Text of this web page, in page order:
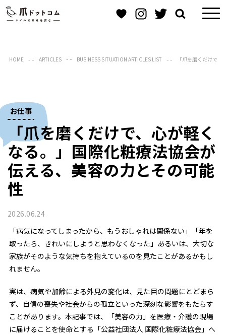
HOME ARTICLES BUSINESS SITUATION ARTICLES LIST 「爪を磨くだけで
お仕事
「爪を磨くだけで、心が軽く
なる。」国際化粧療法協会が
伝える、美容の力とその可能
性
2026.06.24
「病気になってしまったから、もうおしゃれは関係ない」「年を
取ったら、きれいにしようと思わなくなった」あるいは、大切な
家族がそのような気持ちを抱えているのを見たことがあるかもし
れません。
実は、病気や加齢による外見の変化は、見た目の問題にとどまら
ず、自信の喪失や社会からの孤立といった深刻な影響をもたらす
ことがあります。本記事では、「美容の力」を医療・介護の現場
に届けることを使命とする「公益社団法人 国際化粧療法協会」へ